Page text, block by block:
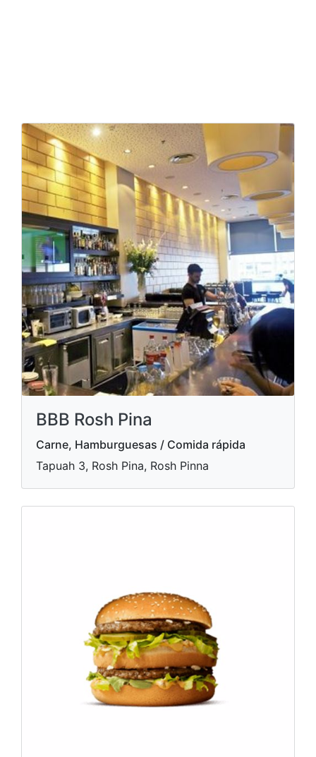
BBB Rosh Pina
Carne, Hamburguesas / Comida rápida
Tapuah 3, Rosh Pina, Rosh Pinna